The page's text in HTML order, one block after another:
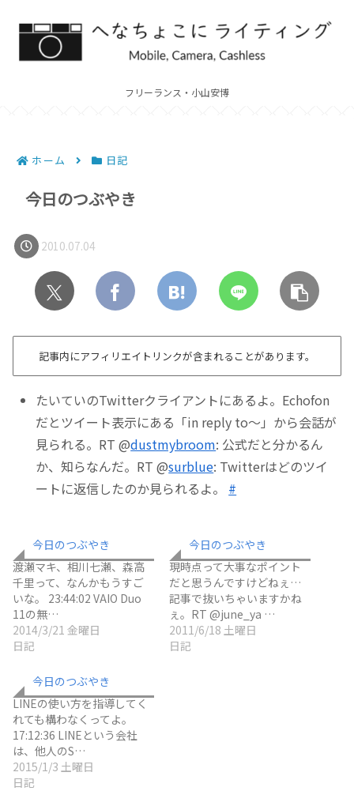
フリーランス・小山安博
ホーム 日記
今日のつぶやき
2010.07.04
記事内にアフィリエイトリンクが含まれることがあります。
たいていのTwitterクライアントにあるよ。Echofon
だとツイート表示にある「in reply to～」から会話が
見られる。RT @dustmybroom: 公式だと分かるん
か、知らなんだ。RT @surblue: Twitterはどのツイ
ートに返信したのか見られるよ。 #
今日のつぶやき
渡瀬マキ、相川七瀬、森高
千里って、なんかもうすご
いな。 23:44:02 VAIO Duo
11の無…
2014/3/21 金曜日
日記
今日のつぶやき
現時点って大事なポイント
だと思うんですけどねぇ…
記事で抜いちゃいますかね
ぇ。RT @june_ya …
2011/6/18 土曜日
日記
今日のつぶやき
LINEの使い方を指導してく
れても構わなくってよ。
17:12:36 LINEという会社
は、他人のS…
2015/1/3 土曜日
日記